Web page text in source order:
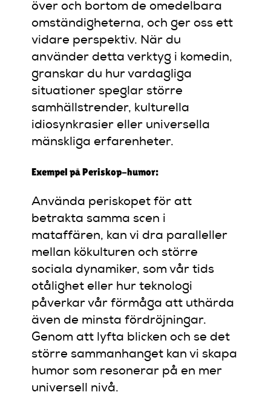
över och bortom de omedelbara
omständigheterna, och ger oss ett
vidare perspektiv. När du
använder detta verktyg i komedin,
granskar du hur vardagliga
situationer speglar större
samhällstrender, kulturella
idiosynkrasier eller universella
mänskliga erfarenheter.
Exempel på Periskop-humor:
Använda periskopet för att
betrakta samma scen i
mataffären, kan vi dra paralleller
mellan kökulturen och större
sociala dynamiker, som vår tids
otålighet eller hur teknologi
påverkar vår förmåga att uthärda
även de minsta fördröjningar.
Genom att lyfta blicken och se det
större sammanhanget kan vi skapa
humor som resonerar på en mer
universell nivå.